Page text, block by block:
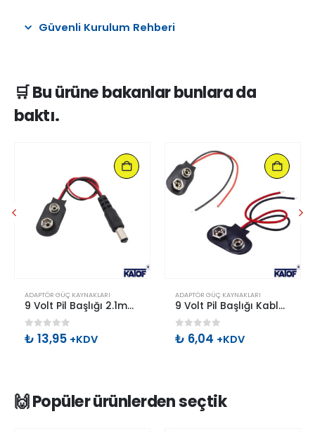
Güvenli Kurulum Rehberi
🛒 Bu ürüne bakanlar bunlara da
baktı.
ADAPTÖR GÜÇ KAYNAKLARI
9 Volt Pil Başlığı 2.1mm Jacklı
0 out of 5
₺ 13,95 +KDV
ADAPTÖR GÜÇ KAYNAKLARI
9 Volt Pil Başlığı Kablolu
0 out of 5
₺ 6,04 +KDV
🙌 Popüler ürünlerden seçtik